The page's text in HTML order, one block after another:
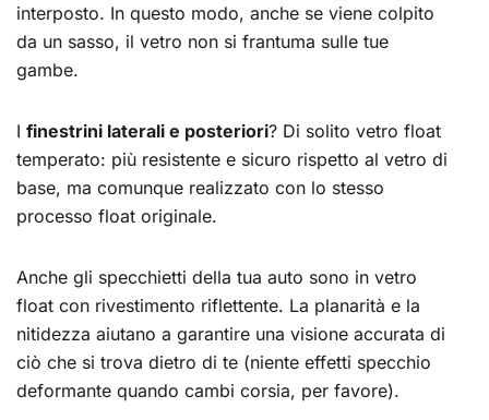
interposto. In questo modo, anche se viene colpito
da un sasso, il vetro non si frantuma sulle tue
gambe.
I finestrini laterali e posteriori? Di solito vetro float
temperato: più resistente e sicuro rispetto al vetro di
base, ma comunque realizzato con lo stesso
processo float originale.
Anche gli specchietti della tua auto sono in vetro
float con rivestimento riflettente. La planarità e la
nitidezza aiutano a garantire una visione accurata di
ciò che si trova dietro di te (niente effetti specchio
deformante quando cambi corsia, per favore).